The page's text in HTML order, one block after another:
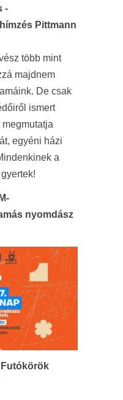
-
Pittmann
több mint
majdnem
De csak
ismert
egyéni házi
a
nyomdász
Futókörök